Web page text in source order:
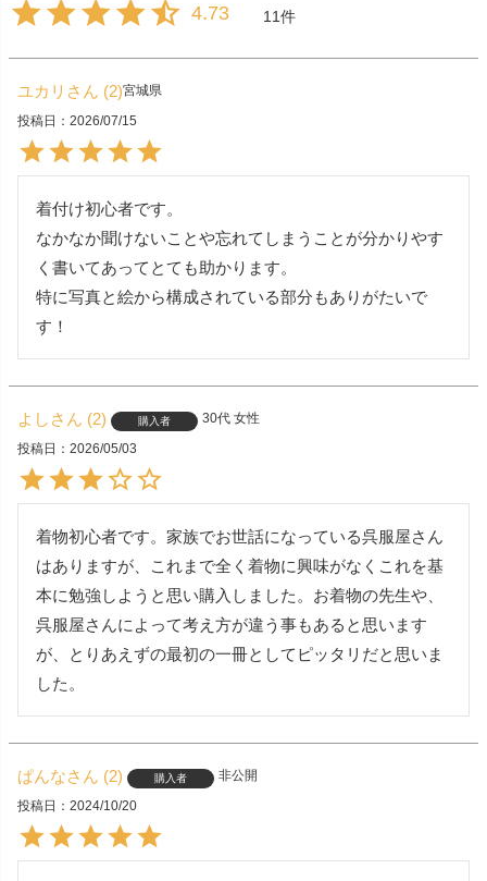
4.73 11
ユカリ 2 宮城県
投稿日
2026/07/15
着付け初心者です。
なかなか聞けないことや忘れてしまうことが分かりやす
く書いてあってとても助かります。
特に写真と絵から構成されている部分もありがたいで
す！
よし 2 購入者 30代 女性
投稿日
2026/05/03
着物初心者です。家族でお世話になっている呉服屋さん
はありますが、これまで全く着物に興味がなくこれを基
本に勉強しようと思い購入しました。お着物の先生や、
呉服屋さんによって考え方が違う事もあると思います
が、とりあえずの最初の一冊としてピッタリだと思いま
した。
ぱんな 2 購入者
非公開
投稿日
2024/10/20